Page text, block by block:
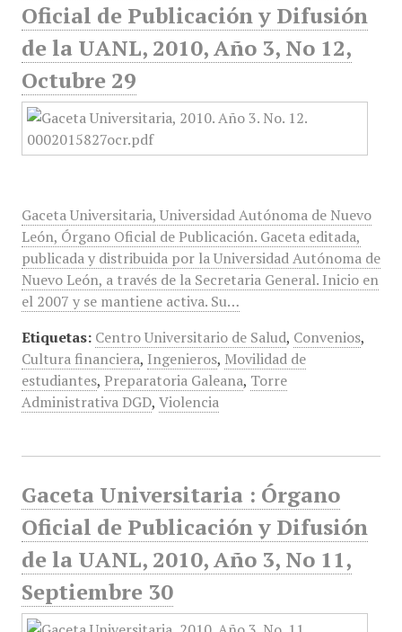
Oficial de Publicación y Difusión
de la UANL, 2010, Año 3, No 12,
Octubre 29
Gaceta Universitaria, Universidad Autónoma de Nuevo
León, Órgano Oficial de Publicación. Gaceta editada,
publicada y distribuida por la Universidad Autónoma de
Nuevo León, a través de la Secretaria General. Inicio en
el 2007 y se mantiene activa. Su…
Etiquetas: Centro Universitario de Salud, Convenios,
Cultura financiera, Ingenieros, Movilidad de
estudiantes, Preparatoria Galeana, Torre
Administrativa DGD, Violencia
Gaceta Universitaria : Órgano
Oficial de Publicación y Difusión
de la UANL, 2010, Año 3, No 11,
Septiembre 30